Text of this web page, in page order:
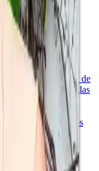
paso a paso
la distribución
cuatro fases
SPV, clasificación de
de tokens, reglas
inversionistas,
reportes,
evita los costosos